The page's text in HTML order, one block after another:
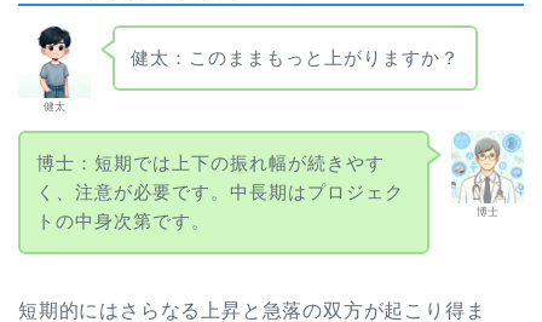
健太
健太：このままもっと上がりますか？
博士
博士：短期では上下の振れ幅が続きやす
く、注意が必要です。中長期はプロジェク
トの中身次第です。
短期的にはさらなる上昇と急落の双方が起こり得ま